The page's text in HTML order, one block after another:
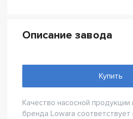
Описание завода
Купить
Качество насосной продукции
бренда Lowara